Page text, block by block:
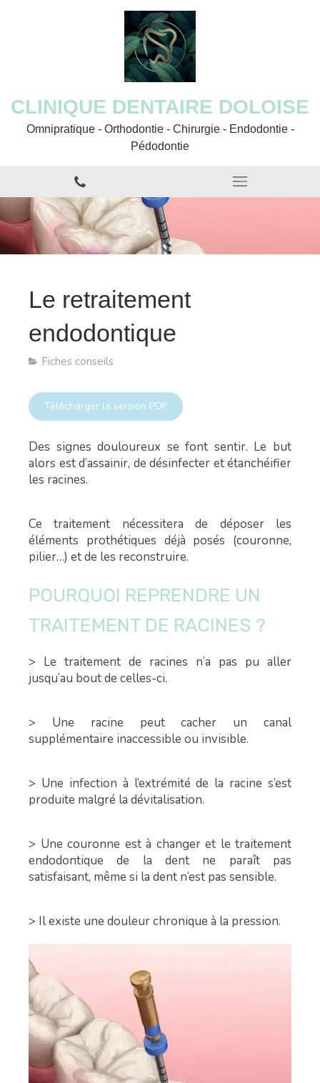
CLINIQUE DENTAIRE DOLOISE
Omnipratique - Orthodontie - Chirurgie - Endodontie -
Pédodontie
Le retraitement
endodontique
Fiches conseils
Télécharger la version PDF
Des signes douloureux se font sentir. Le but
alors est d’assainir, de désinfecter et étanchéifier
les racines.
Ce traitement nécessitera de déposer les
éléments prothétiques déjà posés (couronne,
pilier…) et de les reconstruire.
POURQUOI REPRENDRE UN
TRAITEMENT DE RACINES ?
> Le traitement de racines n’a pas pu aller
jusqu’au bout de celles-ci.
> Une racine peut cacher un canal
supplémentaire inaccessible ou invisible.
> Une infection à l’extrémité de la racine s’est
produite malgré la dévitalisation.
> Une couronne est à changer et le traitement
endodontique de la dent ne paraît pas
satisfaisant, même si la dent n’est pas sensible.
> Il existe une douleur chronique à la pression.